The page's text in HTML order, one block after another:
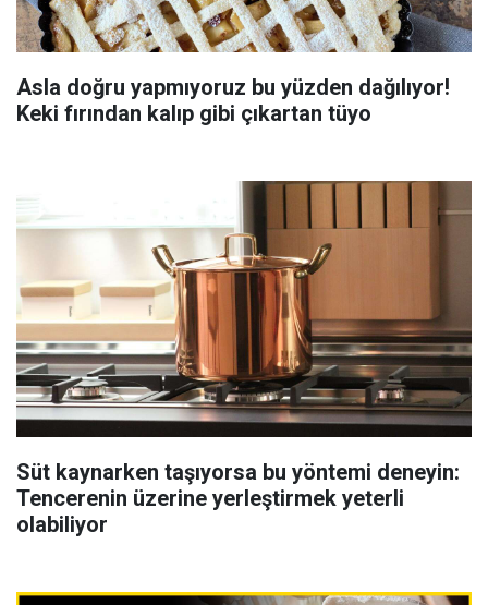
Asla doğru yapmıyoruz bu yüzden dağılıyor!
Keki fırından kalıp gibi çıkartan tüyo
Süt kaynarken taşıyorsa bu yöntemi deneyin:
Tencerenin üzerine yerleştirmek yeterli
olabiliyor